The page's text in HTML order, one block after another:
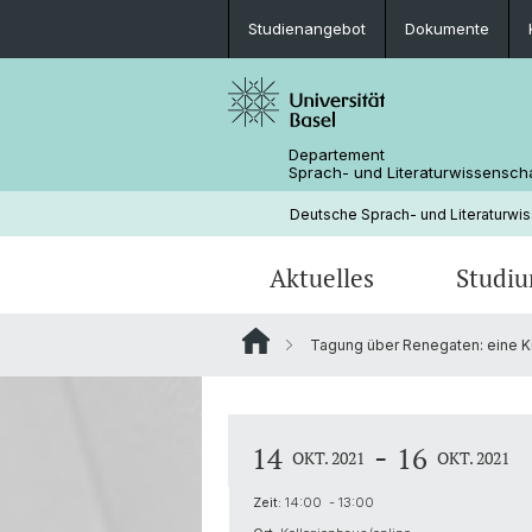
Studienangebot Dokumente
Departement
Sprach- und
Deutsche Sprach- und
Aktuelles
Tagung über Renegaten: eine
14 OKT. 2021 - 16 OKT. 2021
Zeit: 14:00 - 13:00